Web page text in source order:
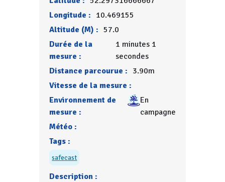
Longitude : 10.469155
Altitude (M) : 57.0
Durée de la
mesure :
1 minutes 1
secondes
Distance parcourue : 3.90m
Vitesse de la mesure :
Environnement de
mesure :
En
campagne
Météo :
Tags :
safecast
Description :